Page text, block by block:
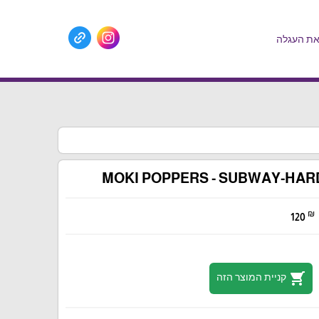
את העגלה
MOKI POPPERS - SUBWAY-
120 ₪
shopping_cart קניית המוצר הזה